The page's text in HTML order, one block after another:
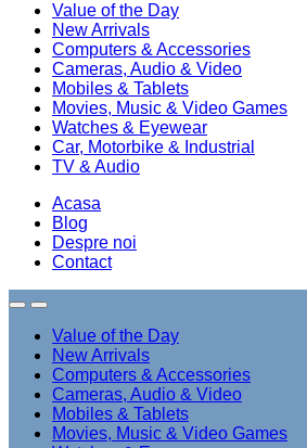
Value of the Day
New Arrivals
Computers & Accessories
Cameras, Audio & Video
Mobiles & Tablets
Movies, Music & Video Games
Watches & Eyewear
Car, Motorbike & Industrial
TV & Audio
Acasa
Blog
Despre noi
Contact
Value of the Day
New Arrivals
Computers & Accessories
Cameras, Audio & Video
Mobiles & Tablets
Movies, Music & Video Games